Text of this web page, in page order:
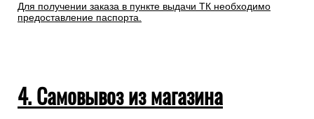
Для получении заказа в пункте выдачи ТК необходимо
предоставление паспорта.
4. Самовывоз из магазина